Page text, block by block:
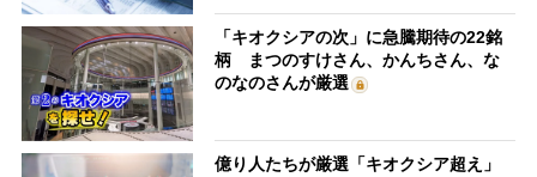
「キオクシアの次」に急騰期待の22銘
柄 まつのすけさん、かんちさん、な
のなのさんが厳選
億り人たちが厳選「キオクシア超え」